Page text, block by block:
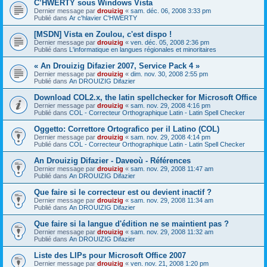
C’HWERTY sous Windows Vista
Dernier message par drouizig « sam. déc. 06, 2008 3:33 pm
Publié dans Ar c'hlavier C'HWERTY
[MSDN] Vista en Zoulou, c'est dispo !
Dernier message par drouizig « ven. déc. 05, 2008 2:36 pm
Publié dans L'informatique en langues régionales et minoritaires
« An Drouizig Difazier 2007, Service Pack 4 »
Dernier message par drouizig « dim. nov. 30, 2008 2:55 pm
Publié dans An DROUIZIG Difazier
Download COL2.x, the latin spellchecker for Microsoft Office
Dernier message par drouizig « sam. nov. 29, 2008 4:16 pm
Publié dans COL - Correcteur Orthographique Latin - Latin Spell Checker
Oggetto: Correttore Ortografico per il Latino (COL)
Dernier message par drouizig « sam. nov. 29, 2008 4:14 pm
Publié dans COL - Correcteur Orthographique Latin - Latin Spell Checker
An Drouizig Difazier - Daveoù - Références
Dernier message par drouizig « sam. nov. 29, 2008 11:47 am
Publié dans An DROUIZIG Difazier
Que faire si le correcteur est ou devient inactif ?
Dernier message par drouizig « sam. nov. 29, 2008 11:34 am
Publié dans An DROUIZIG Difazier
Que faire si la langue d'édition ne se maintient pas ?
Dernier message par drouizig « sam. nov. 29, 2008 11:32 am
Publié dans An DROUIZIG Difazier
Liste des LIPs pour Microsoft Office 2007
Dernier message par drouizig « ven. nov. 21, 2008 1:20 pm